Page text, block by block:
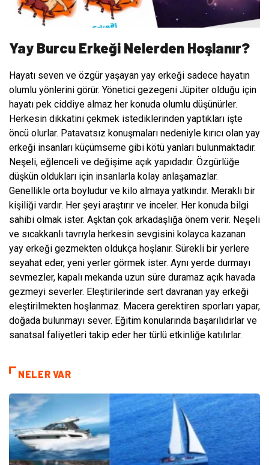
Yay Burcu Erkeği Nelerden Hoşlanır?
Hayatı seven ve özgür yaşayan yay erkeği sadece hayatın
olumlu yönlerini görür. Yönetici gezegeni Jüpiter olduğu için
hayatı pek ciddiye almaz her konuda olumlu düşünürler.
Herkesin dikkatini çekmek istediklerinden yaptıkları işte
öncü olurlar. Patavatsız konuşmaları nedeniyle kırıcı olan yay
erkeği insanları küçümseme gibi kötü yanları bulunmaktadır.
Neşeli, eğlenceli ve değişime açık yapıdadır. Özgürlüğe
düşkün oldukları için insanlarla kolay anlaşamazlar.
Genellikle orta boyludur ve kilo almaya yatkındır. Meraklı bir
kişiliği vardır. Her şeyi araştırır ve inceler. Her konuda bilgi
sahibi olmak ister. Aşktan çok arkadaşlığa önem verir. Neşeli
ve sıcakkanlı tavrıyla herkesin sevgisini kolayca kazanan
yay erkeği gezmekten oldukça hoşlanır. Sürekli bir yerlere
seyahat eder, yeni yerler görmek ister. Aynı yerde durmayı
sevmezler, kapalı mekanda uzun süre duramaz açık havada
gezmeyi severler. Eleştirilerinde sert davranan yay erkeği
eleştirilmekten hoşlanmaz. Macera gerektiren sporları yapar,
doğada bulunmayı sever. Eğitim konularında başarılıdırlar ve
sanatsal faliyetleri takip eder her türlü etkinliğe katılırlar.
NELER VAR